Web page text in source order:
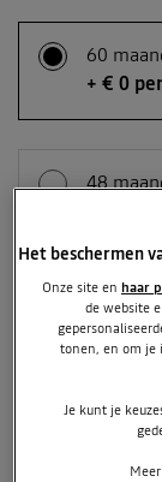
60
+ € 0
48
+ € 30
42
+ € 50
36
+ € 80
Het beschermen
Onze site en haar
de website
tonen, en om je
Je kunt je